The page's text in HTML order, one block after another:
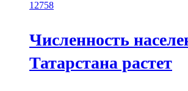
12758
Численность
Татарстана растет